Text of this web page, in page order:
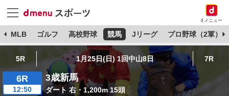
dメニュー
MLB ゴルフ 高校野球 競馬 Jリーグ プロ野球（2軍）
5R 1月25日(日) 1回中山8日 7R
6R
12:50
3歳新馬
ダート 右・1,200m 15頭